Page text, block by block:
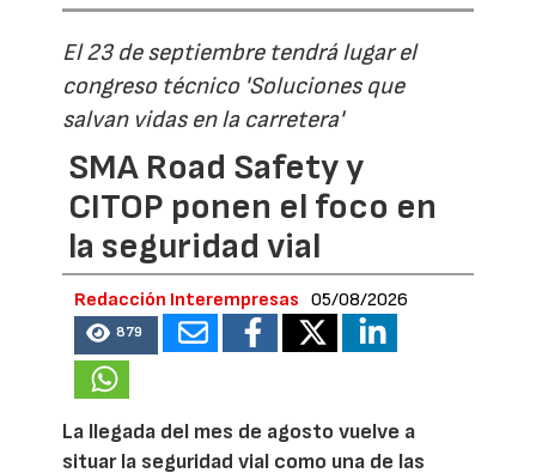
El 23 de septiembre tendrá lugar el
congreso técnico 'Soluciones que
salvan vidas en la carretera'
SMA Road Safety y
CITOP ponen el foco en
la seguridad vial
Redacción Interempresas 05/08/2026
879
La llegada del mes de agosto vuelve a
situar la seguridad vial como una de las